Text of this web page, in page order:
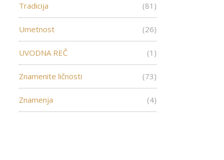
Tradicija (81)
Umetnost (26)
UVODNA REČ (1)
Znamenite ličnosti (73)
Znamenja (4)